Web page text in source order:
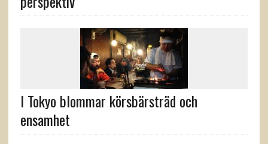
I Tokyo blommar körsbärsträd och
ensamhet